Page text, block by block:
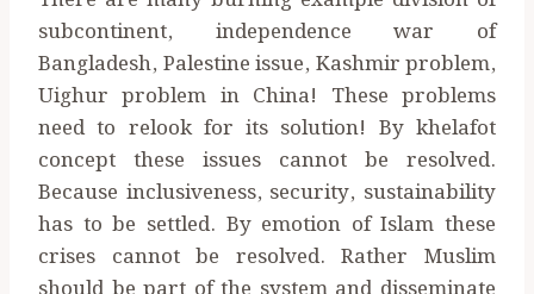
subcontinent, independence war of
Bangladesh, Palestine issue, Kashmir problem,
Uighur problem in China! These problems
need to relook for its solution! By khelafot
concept these issues cannot be resolved.
Because inclusiveness, security, sustainability
has to be settled. By emotion of Islam these
crises cannot be resolved. Rather Muslim